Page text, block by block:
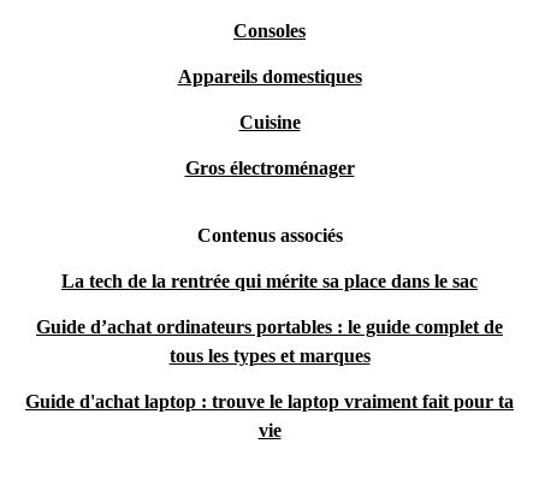
Consoles
Appareils domestiques
Cuisine
Gros électroménager
Contenus associés
La tech de la rentrée qui mérite sa place dans le sac
Guide d’achat ordinateurs portables : le guide complet de
tous les types et marques
Guide d'achat laptop : trouve le laptop vraiment fait pour ta
vie